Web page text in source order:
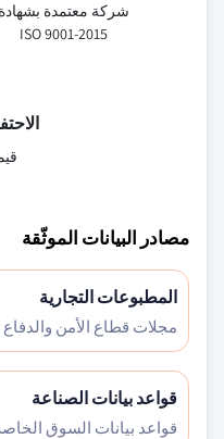
شركة معتمدة بشهادة
ISO 9001-2015
مصادر البيانات الموثّقة
المطبوعات التجارية
مجلات قطاع الأمن والدفاع
قواعد بيانات الصناعة
قواعد بيانات السوق